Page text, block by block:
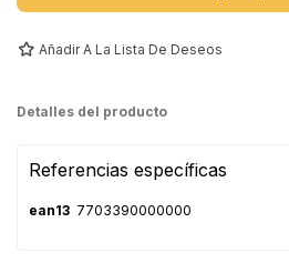
Añadir A La Lista De Deseos
Detalles del producto
Referencias específicas
ean13 7703390000000